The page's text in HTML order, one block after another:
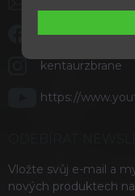
Staňte se
kentaurzbrane
https://
Vložte svůj e-mail a
nových produktech